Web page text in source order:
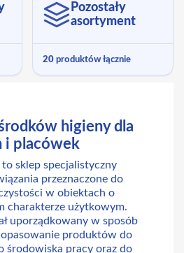
Pozostały
asortyment
20 produktów łącznie
higieny dla
i placówek
to sklep specjalistyczny
przeznaczone do
w obiektach o
charakterze użytkowym.
uporządkowany w sposób
produktów do
środowiska pracy oraz do